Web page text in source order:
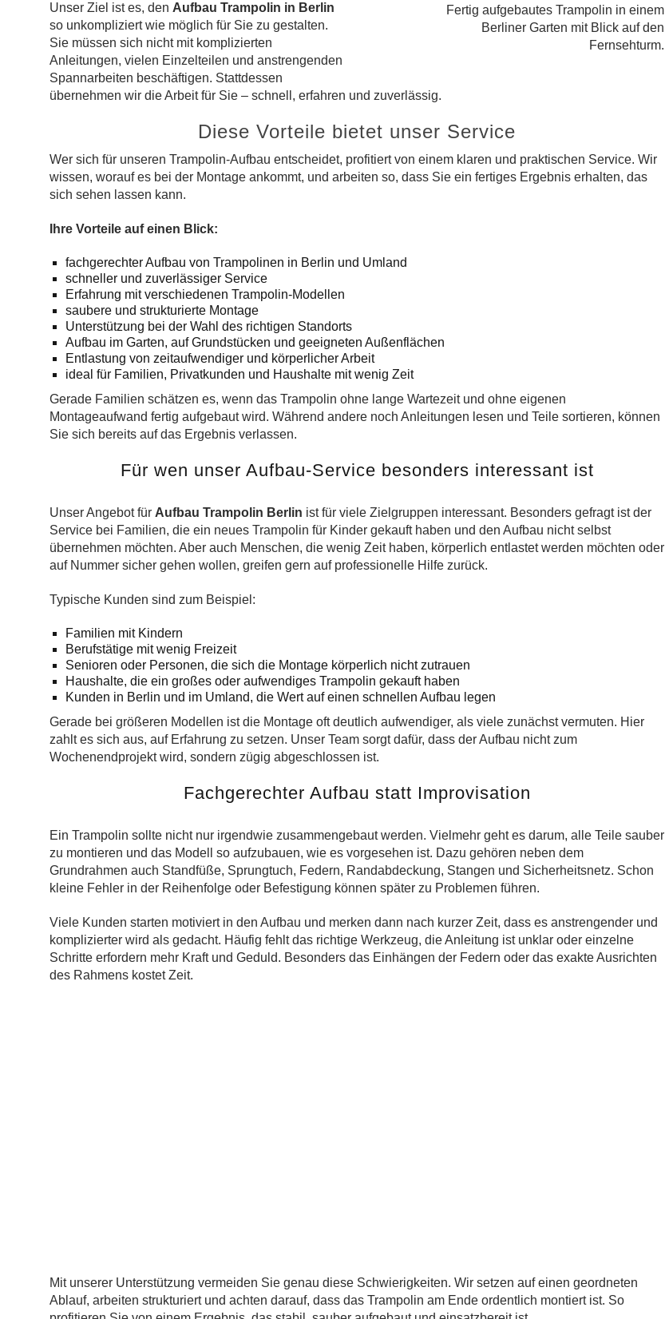
Fertig aufgebautes Trampolin in einem
Berliner Garten mit Blick auf den
Fernsehturm.
Unser Ziel ist es, den Aufbau Trampolin in Berlin
so unkompliziert wie möglich für Sie zu gestalten.
Sie müssen sich nicht mit komplizierten
Anleitungen, vielen Einzelteilen und anstrengenden
Spannarbeiten beschäftigen. Stattdessen
übernehmen wir die Arbeit für Sie – schnell, erfahren und zuverlässig.
Diese Vorteile bietet unser Service
Wer sich für unseren Trampolin-Aufbau entscheidet, profitiert von einem klaren und praktischen Service. Wir
wissen, worauf es bei der Montage ankommt, und arbeiten so, dass Sie ein fertiges Ergebnis erhalten, das
sich sehen lassen kann.
Ihre Vorteile auf einen Blick:
fachgerechter Aufbau von Trampolinen in Berlin und Umland
schneller und zuverlässiger Service
Erfahrung mit verschiedenen Trampolin-Modellen
saubere und strukturierte Montage
Unterstützung bei der Wahl des richtigen Standorts
Aufbau im Garten, auf Grundstücken und geeigneten Außenflächen
Entlastung von zeitaufwendiger und körperlicher Arbeit
ideal für Familien, Privatkunden und Haushalte mit wenig Zeit
Gerade Familien schätzen es, wenn das Trampolin ohne lange Wartezeit und ohne eigenen
Montageaufwand fertig aufgebaut wird. Während andere noch Anleitungen lesen und Teile sortieren, können
Sie sich bereits auf das Ergebnis verlassen.
Für wen unser Aufbau-Service besonders interessant ist
Unser Angebot für Aufbau Trampolin Berlin ist für viele Zielgruppen interessant. Besonders gefragt ist der
Service bei Familien, die ein neues Trampolin für Kinder gekauft haben und den Aufbau nicht selbst
übernehmen möchten. Aber auch Menschen, die wenig Zeit haben, körperlich entlastet werden möchten oder
auf Nummer sicher gehen wollen, greifen gern auf professionelle Hilfe zurück.
Typische Kunden sind zum Beispiel:
Familien mit Kindern
Berufstätige mit wenig Freizeit
Senioren oder Personen, die sich die Montage körperlich nicht zutrauen
Haushalte, die ein großes oder aufwendiges Trampolin gekauft haben
Kunden in Berlin und im Umland, die Wert auf einen schnellen Aufbau legen
Gerade bei größeren Modellen ist die Montage oft deutlich aufwendiger, als viele zunächst vermuten. Hier
zahlt es sich aus, auf Erfahrung zu setzen. Unser Team sorgt dafür, dass der Aufbau nicht zum
Wochenendprojekt wird, sondern zügig abgeschlossen ist.
Fachgerechter Aufbau statt Improvisation
Ein Trampolin sollte nicht nur irgendwie zusammengebaut werden. Vielmehr geht es darum, alle Teile sauber
zu montieren und das Modell so aufzubauen, wie es vorgesehen ist. Dazu gehören neben dem
Grundrahmen auch Standfüße, Sprungtuch, Federn, Randabdeckung, Stangen und Sicherheitsnetz. Schon
kleine Fehler in der Reihenfolge oder Befestigung können später zu Problemen führen.
Viele Kunden starten motiviert in den Aufbau und merken dann nach kurzer Zeit, dass es anstrengender und
komplizierter wird als gedacht. Häufig fehlt das richtige Werkzeug, die Anleitung ist unklar oder einzelne
Schritte erfordern mehr Kraft und Geduld. Besonders das Einhängen der Federn oder das exakte Ausrichten
des Rahmens kostet Zeit.
Mit unserer Unterstützung vermeiden Sie genau diese Schwierigkeiten. Wir setzen auf einen geordneten
Ablauf, arbeiten strukturiert und achten darauf, dass das Trampolin am Ende ordentlich montiert ist. So